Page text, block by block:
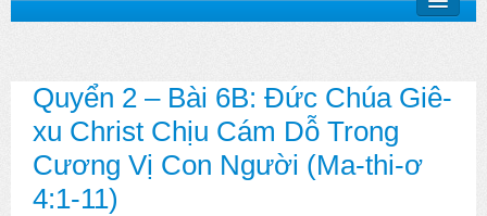
Basic Doctrines Course
Khóa Học “Giới Thiệu Kinh Thánh”
Khóa Học “Cuộc Đời Chúa Cứu Thế”
Quyển 2 – Bài 6B: Đức Chúa Giê-
xu Christ Chịu Cám Dỗ Trong
Cương Vị Con Người (Ma-thi-ơ
4:1-11)